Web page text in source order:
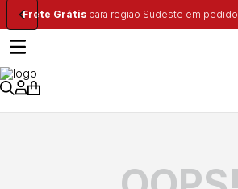
399,00 Ganhe 10% na primeira